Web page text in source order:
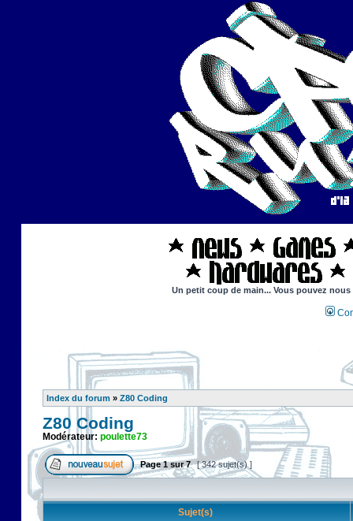
Un petit coup de main... Vous pouvez
Index du forum » Z80 Coding
Z80 Coding
Modérateur: poulette73
Page1sur7 [ 342 sujet(s) ]
Sujet(s)